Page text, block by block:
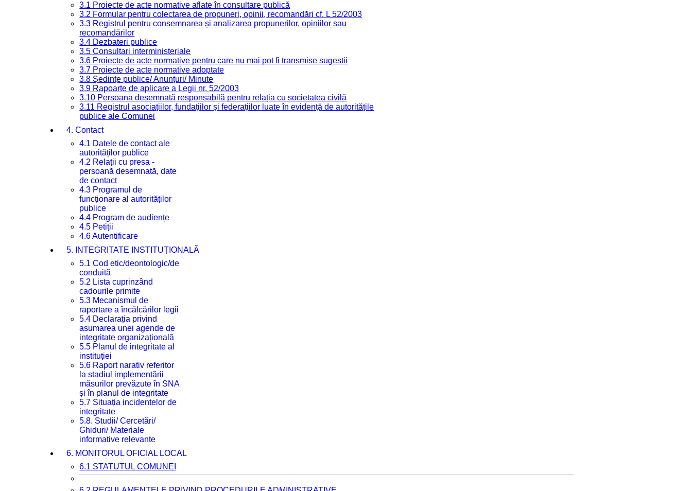
3.1 Proiecte de acte normative aflate în consultare publică
3.2 Formular pentru colectarea de propuneri, opinii, recomandări cf. L 52/2003
3.3 Registrul pentru consemnarea și analizarea propunerilor, opiniilor sau
recomandărilor
3.4 Dezbateri publice
3.5 Consultari interministeriale
3.6 Proiecte de acte normative pentru care nu mai pot fi transmise sugestii
3.7 Proiecte de acte normative adoptate
3.8 Ședințe publice/ Anunțuri/ Minute
3.9 Rapoarte de aplicare a Legii nr. 52/2003
3.10 Persoana desemnată responsabilă pentru relația cu societatea civilă
3.11 Registrul asociațiilor, fundațiilor și federațiilor luate în evidență de autoritățile
publice ale Comunei
4. Contact
4.1 Datele de contact ale
autorităților publice
4.2 Relații cu presa -
persoană desemnată, date
de contact
4.3 Programul de
funcționare al autorităților
publice
4.4 Program de audiențe
4.5 Petiții
4.6 Autentificare
5. INTEGRITATE INSTITUȚIONALĂ
5.1 Cod etic/deontologic/de
conduită
5.2 Lista cuprinzând
cadourile primite
5.3 Mecanismul de
raportare a încălcărilor legii
5.4 Declarația privind
asumarea unei agende de
integritate organizațională
5.5 Planul de integritate al
instituției
5.6 Raport narativ referitor
la stadiul implementării
măsurilor prevăzute în SNA
și în planul de integritate
5.7 Situația incidentelor de
integritate
5.8. Studii/ Cercetări/
Ghiduri/ Materiale
informative relevante
6. MONITORUL OFICIAL LOCAL
6.1 STATUTUL COMUNEI